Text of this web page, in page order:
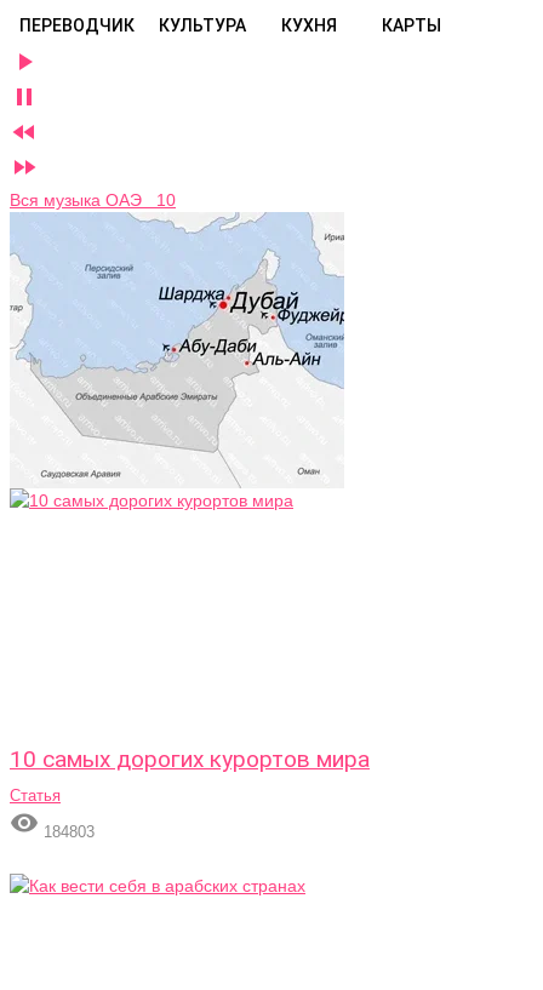
ПЕРЕВОДЧИК КУЛЬТУРА КУХНЯ КАРТЫ




Вся музыка ОАЭ 10
10 самых дорогих курортов мира
Статья
 184803